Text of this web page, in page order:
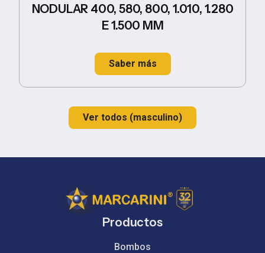
NODULAR 400, 580, 800, 1.010, 1.280
E 1.500 MM
Saber más
Ver todos (masculino)
Productos
Bombos